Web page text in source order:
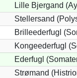
Lille Bjergand
Stellersand
Brilleederfugl
Kongeederfugl
Ederfugl
Strømand